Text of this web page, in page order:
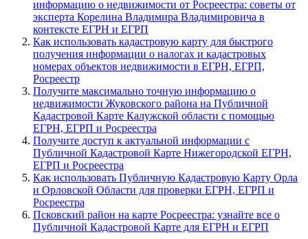
информацию о недвижимости от Росреестра: советы от
эксперта Корелина Владимира Владимировича в
контексте ЕГРН и ЕГРП
Как использовать кадастровую карту для быстрого
получения информации о налогах и кадастровых
номерах объектов недвижимости в ЕГРН, ЕГРП,
Росреестр
Получите максимально точную информацию о
недвижимости Жуковского района на Публичной
Кадастровой Карте Калужской области с помощью
ЕГРН, ЕГРП и Росреестра
Получите доступ к актуальной информации с
Публичной Кадастровой Карте Нижегородской ЕГРН,
ЕГРП и Росреестра
Как использовать Публичную Кадастровую Карту Орла
и Орловской Области для проверки ЕГРН, ЕГРП и
Росреестра
Псковский район на карте Росреестра: узнайте все о
Публичной Кадастровой Карте для ЕГРН и ЕГРП